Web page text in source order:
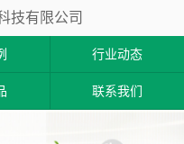
技有限公司
行业动态
联系我们